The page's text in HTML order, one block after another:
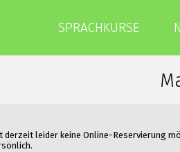
SPRACHKURSE
derzeit leider keine Online-Reservierung